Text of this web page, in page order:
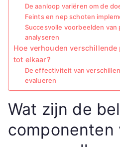
De aanloop variëren om de
Feints en nep schoten
Succesvolle voorbeelden
analyseren
Hoe verhouden
tot elkaar?
De effectiviteit van
evalueren
Wat zijn de
componenten